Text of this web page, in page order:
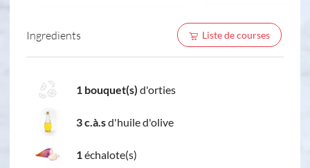
Ingredients Liste de courses
1 bouquet(s) d'orties
3 c.à.sd'huile d'olive
1 échalote(s)